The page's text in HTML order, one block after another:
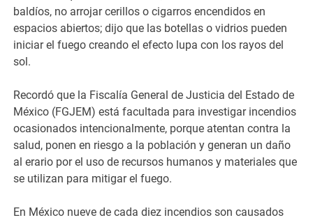
baldíos, no arrojar cerillos o cigarros encendidos en
espacios abiertos; dijo que las botellas o vidrios pueden
iniciar el fuego creando el efecto lupa con los rayos del
sol.
Recordó que la Fiscalía General de Justicia del Estado de
México (FGJEM) está facultada para investigar incendios
ocasionados intencionalmente, porque atentan contra la
salud, ponen en riesgo a la población y generan un daño
al erario por el uso de recursos humanos y materiales que
se utilizan para mitigar el fuego.
En México nueve de cada diez incendios son causados